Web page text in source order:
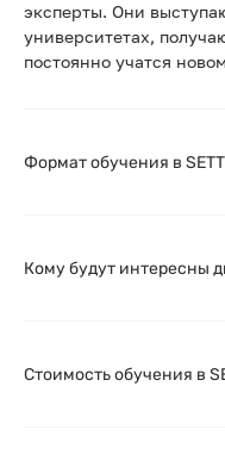
эксперты. Они
университетах,
постоянно учатся
Формат обучения в
Кому будут интересны
Стоимость обучения в